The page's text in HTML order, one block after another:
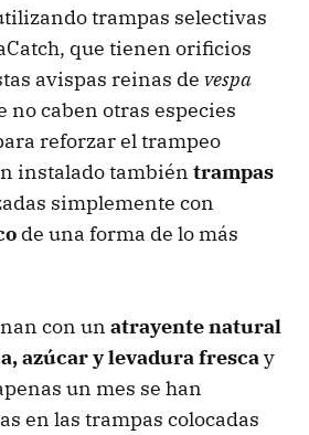
trampas selectivas
que tienen orificios
avispas reinas de vespa
no caben otras especies
reforzar el trampeo
instalado también trampas
simplemente con
de una forma de lo más
con un atrayente natural
azúcar y levadura frescay
un mes se han
en las trampas colocadas